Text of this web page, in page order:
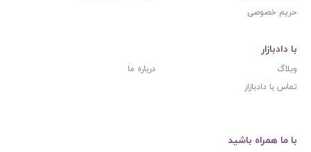
حریم خصوصی
با دادبازار
وبلاگ
درباره ما
تماس با دادبازار
با ما همراه باشید